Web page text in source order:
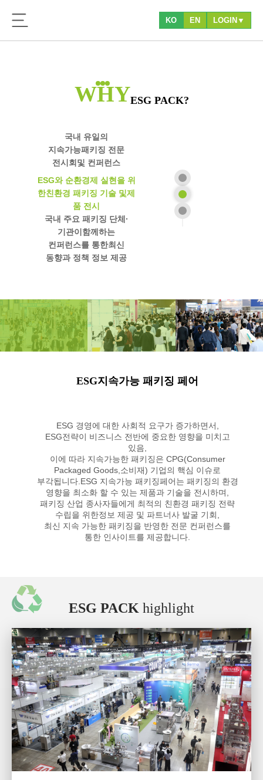
KO EN LOGIN▼
WHYESG PACK?
국내 유일의
지속가능패키징 전문
전시회 및 컨퍼런스
ESG와 순환경제 실현을 위
한친환경 패키징 기술 및제
품 전시
국내 주요 패키징 단체·
기관이 함께하는
컨퍼런스를 통한최신
동향과 정책 정보 제공
ESG지속가능 패키징 페어
ESG 경영에 대한 사회적 요구가 증가하면서,
ESG전략이 비즈니스 전반에 중요한 영향을 미치고
있음,
이에 따라 지속가능한 패키징은 CPG(Consumer
Packaged Goods,소비재) 기업의 핵심 이슈로
부각됩니다. ESG 지속가능 패키징페어는 패키징의 환경
영향을 최소화 할 수 있는 제품과 기술을 전시하며,
패키징 산업 종사자들에게 최적의 친환경 패키징 전략
수립을 위한정보 제공 및 파트너사 발굴 기회,
최신 지속 가능한 패키징을 반영한 전문 컨퍼런스를
ESG PACK highlight